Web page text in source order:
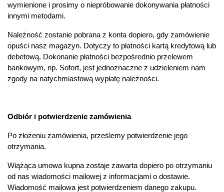
wymienione i prosimy o niepróbowanie dokonywania płatności
innymi metodami.
Należność zostanie pobrana z konta dopiero, gdy zamówienie
opuści nasz magazyn. Dotyczy to płatności kartą kredytową lub
debetową. Dokonanie płatności bezpośrednio przelewem
bankowym, np. Sofort, jest jednoznaczne z udzieleniem nam
zgody na natychmiastową wypłatę należności.
Odbiór i potwierdzenie zamówienia
Po złożeniu zamówienia, prześlemy potwierdzenie jego
otrzymania.
Wiążąca umowa kupna zostaje zawarta dopiero po otrzymaniu
od nas wiadomości mailowej z informacjami o dostawie.
Wiadomość mailowa jest potwierdzeniem danego zakupu.